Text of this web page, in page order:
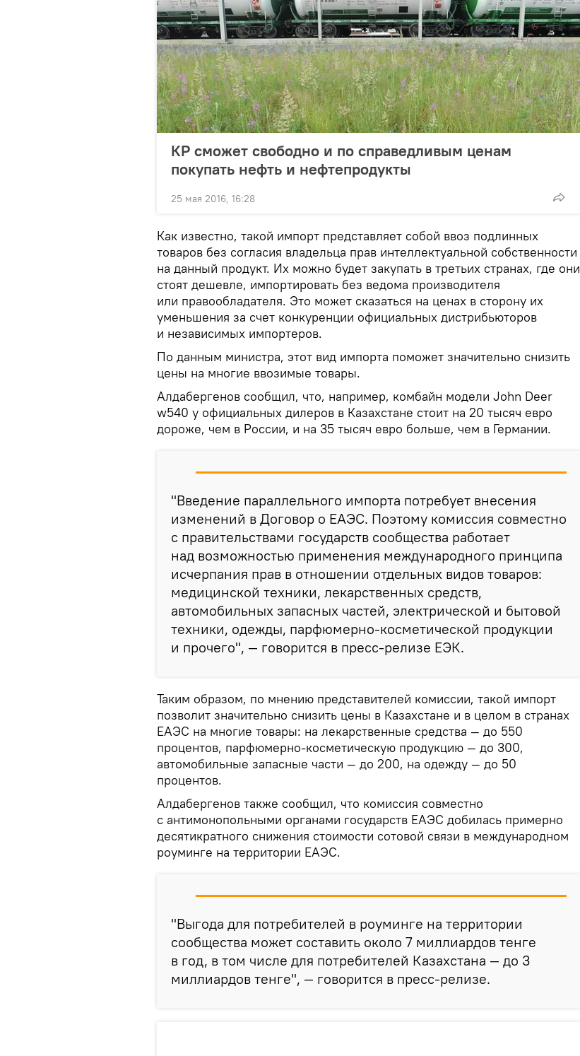
КР сможет свободно и по справедливым ценам
покупать нефть и нефтепродукты
25 мая 2016, 16:28
Как известно, такой импорт представляет собой ввоз подлинных
товаров без согласия владельца прав интеллектуальной собственности
на данный продукт. Их можно будет закупать в третьих странах, где они
стоят дешевле, импортировать без ведома производителя
или правообладателя. Это может сказаться на ценах в сторону их
уменьшения за счет конкуренции официальных дистрибьюторов
и независимых импортеров.
По данным министра, этот вид импорта поможет значительно снизить
цены на многие ввозимые товары.
Алдабергенов сообщил, что, например, комбайн модели John Deer
w540 у официальных дилеров в Казахстане стоит на 20 тысяч евро
дороже, чем в России, и на 35 тысяч евро больше, чем в Германии.
"Введение параллельного импорта потребует внесения
изменений в Договор о ЕАЭС. Поэтому комиссия совместно
с правительствами государств сообщества работает
над возможностью применения международного принципа
исчерпания прав в отношении отдельных видов товаров:
медицинской техники, лекарственных средств,
автомобильных запасных частей, электрической и бытовой
техники, одежды, парфюмерно-косметической продукции
и прочего", — говорится в пресс-релизе ЕЭК.
Таким образом, по мнению представителей комиссии, такой импорт
позволит значительно снизить цены в Казахстане и в целом в странах
ЕАЭС на многие товары: на лекарственные средства — до 550
процентов, парфюмерно-косметическую продукцию — до 300,
автомобильные запасные части — до 200, на одежду — до 50
процентов.
Алдабергенов также сообщил, что комиссия совместно
с антимонопольными органами государств ЕАЭС добилась примерно
десятикратного снижения стоимости сотовой связи в международном
роуминге на территории ЕАЭС.
"Выгода для потребителей в роуминге на территории
сообщества может составить около 7 миллиардов тенге
в год, в том числе для потребителей Казахстана — до 3
миллиардов тенге", — говорится в пресс-релизе.